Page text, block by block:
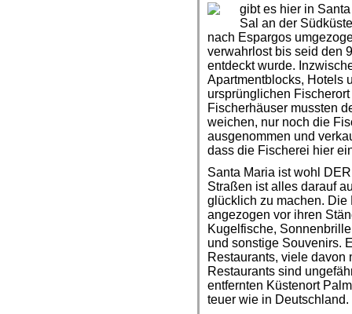
gibt es hier in
Sal an der
nach Espargos
verwahrlost bis seid den
entdeckt wurde.
Apartmentblocks, Hotels
ursprünglichen
Fischerhäuser mussten
weichen, nur noch die
ausgenommen und
dass die Fischerei hier
Santa Maria ist wohl
Straßen ist alles darauf
glücklich zu machen.
angezogen vor ihren
Kugelfische,
und sonstige Souvenirs.
Restaurants, viele davon
Restaurants sind
entfernten Küstenort
teuer wie in Deutschland.